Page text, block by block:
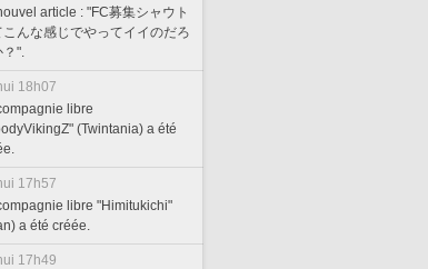
article : "FC募集シャウト
こんな感じでやってイイのだろ
".
18h07
libre
(Twintania) a été
17h57
libre "Himitukichi"
a été créée.
17h49